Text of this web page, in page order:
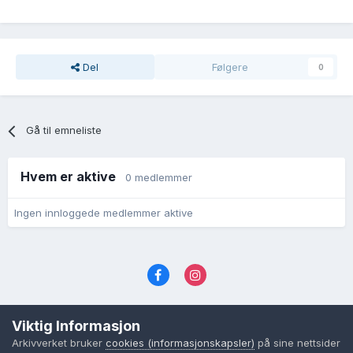
Del Følgere 0
Gå til emneliste
Hvem er aktive 0 medlemmer
Ingen innloggede medlemmer aktive
Cookies (informasjonskapsler)
Powered by Invision Community
Viktig Informasjon
Arkivverket bruker cookies (informasjonskapsler) på sine nettsider